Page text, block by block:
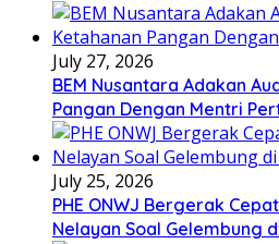
July 27, 2026
BEM Nusantara Adakan
Pangan Dengan Mentri
July 25, 2026
PHE ONWJ Bergerak
Nelayan Soal Gelembung